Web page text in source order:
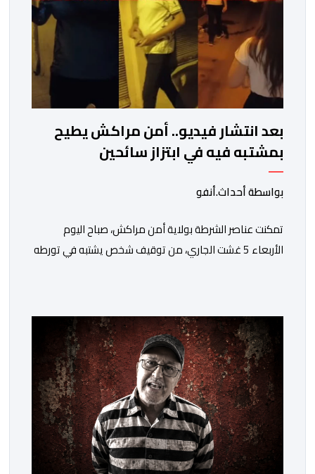
بعد انتشار فيديو.. أمن مراكش يطيح
بمشتبه فيه في ابتزاز سائحين
بواسطة أحداث.أنفو
تمكنت عناصر الشرطة بولاية أمن مراكش، صباح اليوم
الأربعاء 5 غشت الجاري، من توقيف شخص يشتبه في تورطه
بالمدينة العتيقة بمراكش، وطالبهما بمبلغ مالي غير مستحق
بدعوى ممارسة نشاط مرتبط بالإرشاد السياحي بدون رخصة،
وهي الأفعال الإجرامية التي […]